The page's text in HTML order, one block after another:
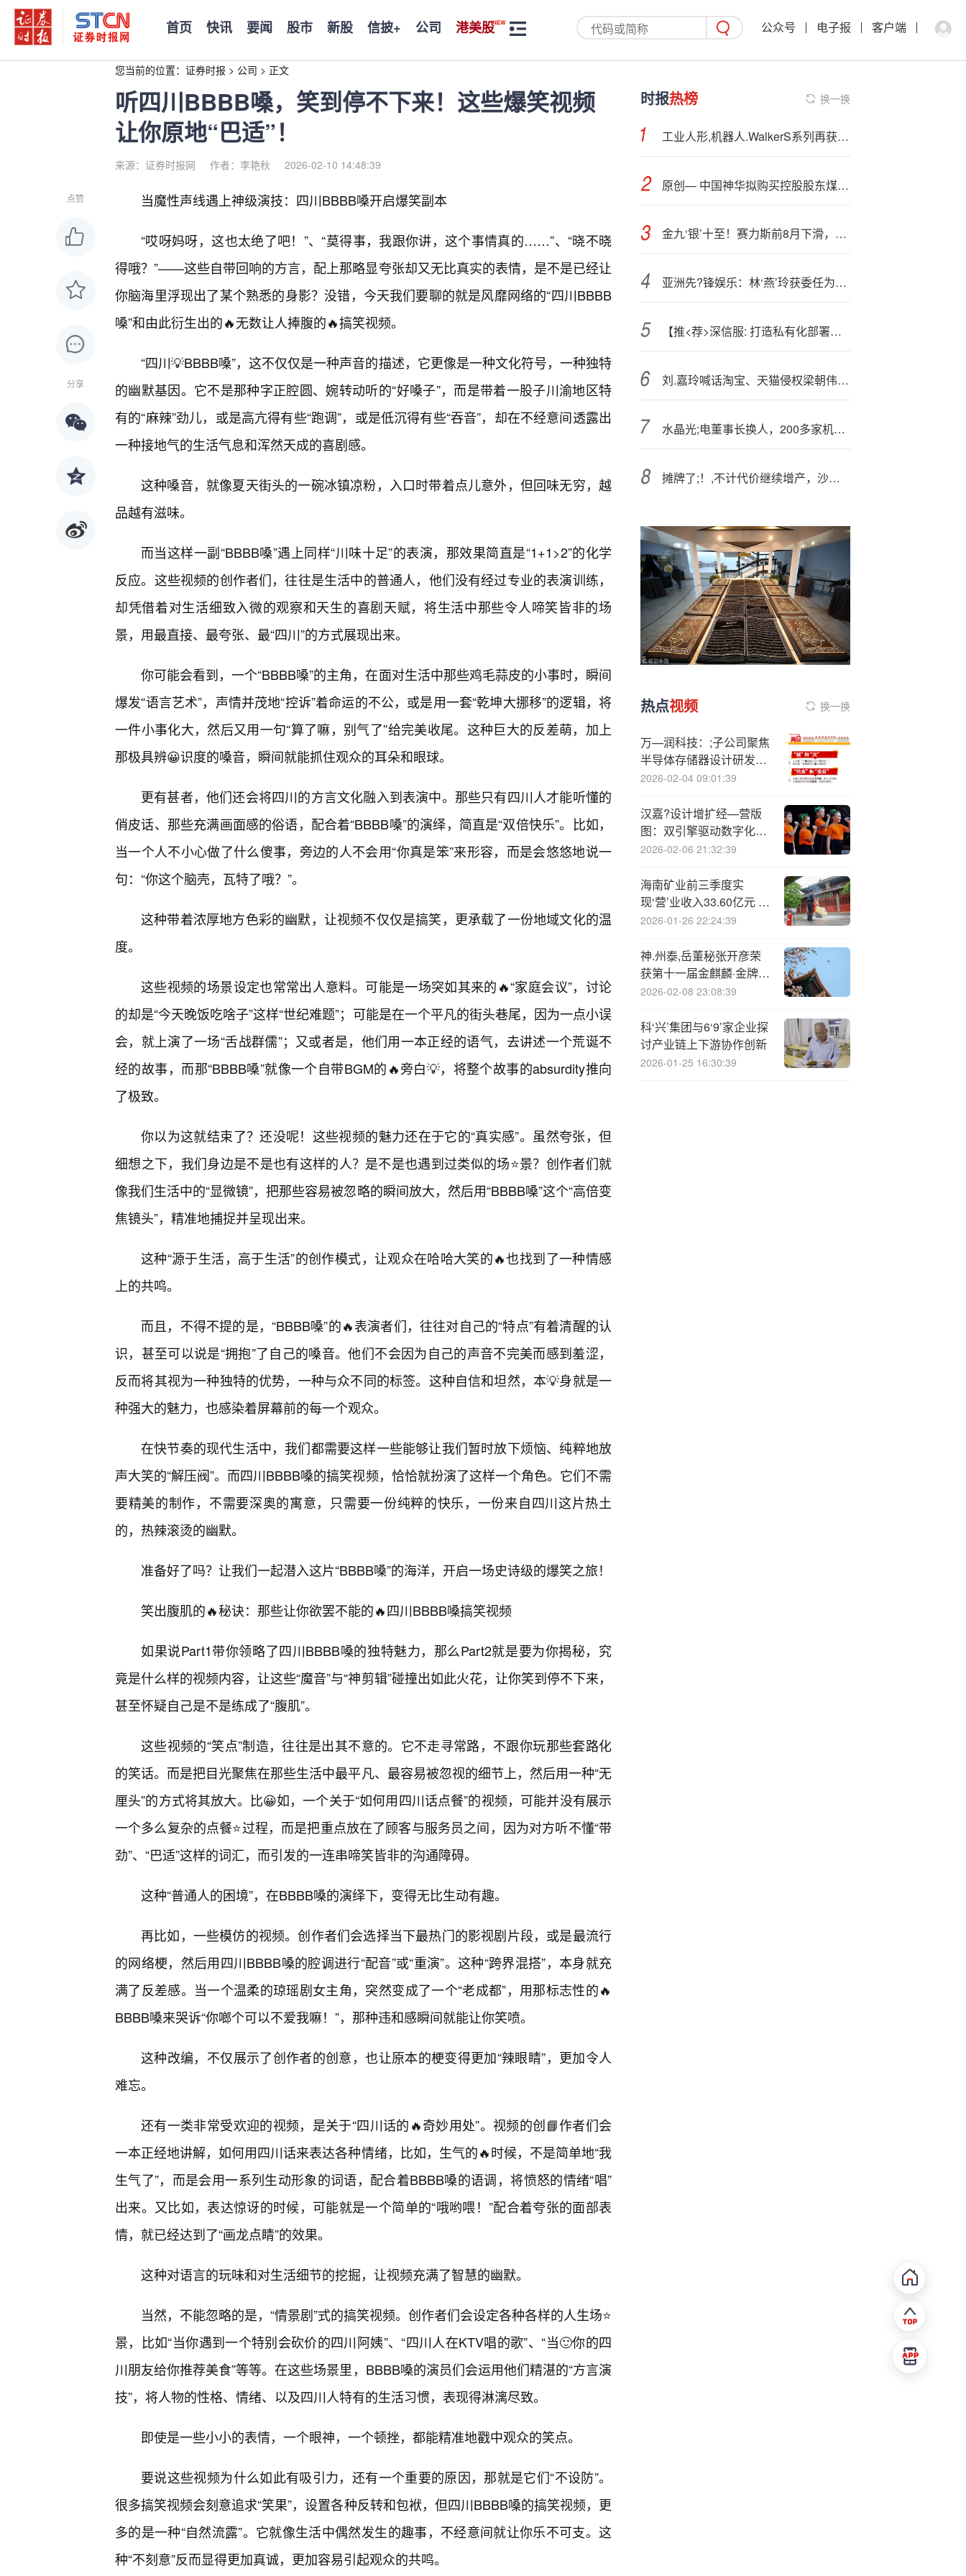
首页 快讯 要闻 股市 新股 信披+ 公司 港美股 公众号 电子报 客户端
您当前的位置： 证券时报 > 公司 > 正文
听四川BBBB嗓，笑到停不下来！这些爆笑视频
让你原地“巴适”！
来源：证券时报网 作者：李艳秋 2026-02-10 14:48:39
点赞
分享
当魔性声线遇上神级演技：四川BBBB嗓开启爆笑副本
“哎呀妈呀，这也太绝了吧！”、“莫得事，我跟你讲，这个事情真的……”、“晓不晓
得哦？”——这些自带回响的方言，配上那略显夸张却又无比真实的表情，是不是已经让
你脑海里浮现出了某个熟悉的身影？没错，今天我们要聊的就是风靡网络的“四川BBBB
嗓”和由此衍生出的🔥无数让人捧腹的🔥搞笑视频。
“四川💡BBBB嗓”，这不仅仅是一种声音的描述，它更像是一种文化符号，一种独特
的幽默基因。它不是那种字正腔圆、婉转动听的“好嗓子”，而是带着一股子川渝地区特
有的“麻辣”劲儿，或是高亢得有些“跑调”，或是低沉得有些“吞音”，却在不经意间透露出
一种接地气的生活气息和浑然天成的喜剧感。
这种嗓音，就像夏天街头的一碗冰镇凉粉，入口时带着点儿意外，但回味无穷，越
品越有滋味。
而当这样一副“BBBB嗓”遇上同样“川味十足”的表演，那效果简直是“1+1>2”的化学
反应。这些视频的创作者们，往往是生活中的普通人，他们没有经过专业的表演训练，
却凭借着对生活细致入微的观察和天生的喜剧天赋，将生活中那些令人啼笑皆非的场
景，用最直接、最夸张、最“四川”的方式展现出来。
你可能会看到，一个“BBBB嗓”的主角，在面对生活中那些鸡毛蒜皮的小事时，瞬间
爆发“语言艺术”，声情并茂地“控诉”着命运的不公，或是用一套“乾坤大挪移”的逻辑，将
一件小事化大，然后又用一句“算了嘛，别气了”给完美收尾。这种巨大的反差萌，加上
那极具辨😀识度的嗓音，瞬间就能抓住观众的耳朵和眼球。
更有甚者，他们还会将四川的方言文化融入到表演中。那些只有四川人才能听懂的
俏皮话、那些充满画面感的俗语，配合着“BBBB嗓”的演绎，简直是“双倍快乐”。比如，
当一个人不小心做了什么傻事，旁边的人不会用“你真是笨”来形容，而是会悠悠地说一
句：“你这个脑壳，瓦特了哦？”。
这种带着浓厚地方色彩的幽默，让视频不仅仅是搞笑，更承载了一份地域文化的温
度。
这些视频的场景设定也常常出人意料。可能是一场突如其来的🔥“家庭会议”，讨论
的却是“今天晚饭吃啥子”这样“世纪难题”；可能是在一个平凡的街头巷尾，因为一点小误
会，就上演了一场“舌战群儒”；又或者是，他们用一本正经的语气，去讲述一个荒诞不
经的故事，而那“BBBB嗓”就像一个自带BGM的🔥旁白💡，将整个故事的absurdity推向
了极致。
你以为这就结束了？还没呢！这些视频的魅力还在于它的“真实感”。虽然夸张，但
细想之下，我们身边是不是也有这样的人？是不是也遇到过类似的场⭐景？创作者们就
像我们生活中的“显微镜”，把那些容易被忽略的瞬间放大，然后用“BBBB嗓”这个“高倍变
焦镜头”，精准地捕捉并呈现出来。
这种“源于生活，高于生活”的创作模式，让观众在哈哈大笑的🔥也找到了一种情感
上的共鸣。
而且，不得不提的是，“BBBB嗓”的🔥表演者们，往往对自己的“特点”有着清醒的认
识，甚至可以说是“拥抱”了自己的嗓音。他们不会因为自己的声音不完美而感到羞涩，
反而将其视为一种独特的优势，一种与众不同的标签。这种自信和坦然，本💡身就是一
种强大的魅力，也感染着屏幕前的每一个观众。
在快节奏的现代生活中，我们都需要这样一些能够让我们暂时放下烦恼、纯粹地放
声大笑的“解压阀”。而四川BBBB嗓的搞笑视频，恰恰就扮演了这样一个角色。它们不需
要精美的制作，不需要深奥的寓意，只需要一份纯粹的快乐，一份来自四川这片热土
的，热辣滚烫的幽默。
准备好了吗？让我们一起潜入这片“BBBB嗓”的海洋，开启一场史诗级的爆笑之旅！
笑出腹肌的🔥秘诀：那些让你欲罢不能的🔥四川BBBB嗓搞笑视频
如果说Part1带你领略了四川BBBB嗓的独特魅力，那么Part2就是要为你揭秘，究
竟是什么样的视频内容，让这些“魔音”与“神剪辑”碰撞出如此火花，让你笑到停不下来，
甚至怀疑自己是不是练成了“腹肌”。
这些视频的“笑点”制造，往往是出其不意的。它不走寻常路，不跟你玩那些套路化
的笑话。而是把目光聚焦在那些生活中最平凡、最容易被忽视的细节上，然后用一种“无
厘头”的方式将其放大。比😀如，一个关于“如何用四川话点餐”的视频，可能并没有展示
一个多么复杂的点餐⭐过程，而是把重点放在了顾客与服务员之间，因为对方听不懂“带
劲”、“巴适”这样的词汇，而引发的一连串啼笑皆非的沟通障碍。
这种“普通人的困境”，在BBBB嗓的演绎下，变得无比生动有趣。
再比如，一些模仿的视频。创作者们会选择当下最热门的影视剧片段，或是最流行
的网络梗，然后用四川BBBB嗓的腔调进行“配音”或“重演”。这种“跨界混搭”，本身就充
满了反差感。当一个温柔的琼瑶剧女主角，突然变成了一个“老成都”，用那标志性的🔥
BBBB嗓来哭诉“你啷个可以不爱我嘛！”，那种违和感瞬间就能让你笑喷。
这种改编，不仅展示了创作者的创意，也让原本的梗变得更加“辣眼睛”，更加令人
难忘。
还有一类非常受欢迎的视频，是关于“四川话的🔥奇妙用处”。视频的创📘作者们会
一本正经地讲解，如何用四川话来表达各种情绪，比如，生气的🔥时候，不是简单地“我
生气了”，而是会用一系列生动形象的词语，配合着BBBB嗓的语调，将愤怒的情绪“唱”
出来。又比如，表达惊讶的时候，可能就是一个简单的“哦哟喂！”配合着夸张的面部表
情，就已经达到了“画龙点睛”的效果。
这种对语言的玩味和对生活细节的挖掘，让视频充满了智慧的幽默。
当然，不能忽略的是，“情景剧”式的搞笑视频。创作者们会设定各种各样的人生场⭐
景，比如“当你遇到一个特别会砍价的四川阿姨”、“四川人在KTV唱的歌”、“当🙂你的四
川朋友给你推荐美食”等等。在这些场景里，BBBB嗓的演员们会运用他们精湛的“方言演
技”，将人物的性格、情绪、以及四川人特有的生活习惯，表现得淋漓尽致。
即使是一些小小的表情，一个眼神，一个顿挫，都能精准地戳中观众的笑点。
要说这些视频为什么如此有吸引力，还有一个重要的原因，那就是它们“不设防”。
很多搞笑视频会刻意追求“笑果”，设置各种反转和包袱，但四川BBBB嗓的搞笑视频，更
多的是一种“自然流露”。它就像生活中偶然发生的趣事，不经意间就让你乐不可支。这
种“不刻意”反而显得更加真诚，更加容易引起观众的共鸣。
时报热榜 换一换
工业人形,机器人.WalkerS系列再获新订单 优必选年内涨幅超过140%
原创— 中国神华拟购买控股股东煤炭、坑口煤电等相关资产
金九‘银’十至！赛力斯前8月下滑，M7 43分钟10万单能逆转？
亚洲先?锋娱乐：林‘燕’玲获委任为公司秘书
【推<荐>深信服: 打造私有化部署的AI全栈能力】天风计算机缪欣君团队
刘.嘉玲喊话淘宝、天猫侵权梁朝伟，目前该店铺已搜索不到
水晶光;电董事长换人，200多家机构火速调研！
摊牌了;！,不计代价继续增产，沙特用激进措施重塑油市格局，油价要崩？
热点视频 换一换
万—润科技：;子公司聚焦
半导体存储器设计研发及
销售
2026-02-04 09:01:39
汉嘉?设计增扩经—营版
图：双引擎驱动数字化转
型与新质生产力突破
2026-02-06 21:32:39
海南矿业前三季度实
现‘营’业收入33.60亿元 归
母净利润3.12亿元
2026-01-26 22:24:39
神.州泰,岳董秘张开彦荣
获第十一届金麒麟·金牌董
秘责任先锋奖
2026-02-08 23:08:39
科‘兴’集团与6‘9’家企业探
讨产业链上下游协作创新
2026-01-25 16:30:39